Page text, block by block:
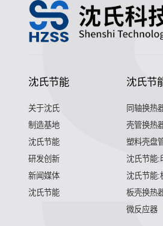
沈氏节能
关于沈氏
制造基地
沈氏节能
研发创新
新闻媒体
沈氏节能
沈氏节
同轴换热
壳管换热
塑料壳盘
沈氏节能:
沈氏节能:
板壳换热
微反应器